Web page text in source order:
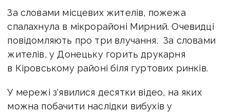
За словами місцевих жителів, пожежа
спалахнула в мікрорайоні Мирний. Очевидці
повідомляють про три влучання. За словами
жителів, у Донецьку горить друкарня
в Кіровському районі біля гуртових ринків.
У мережі з'явилися десятки відео, на яких
можна побачити наслідки вибухів у